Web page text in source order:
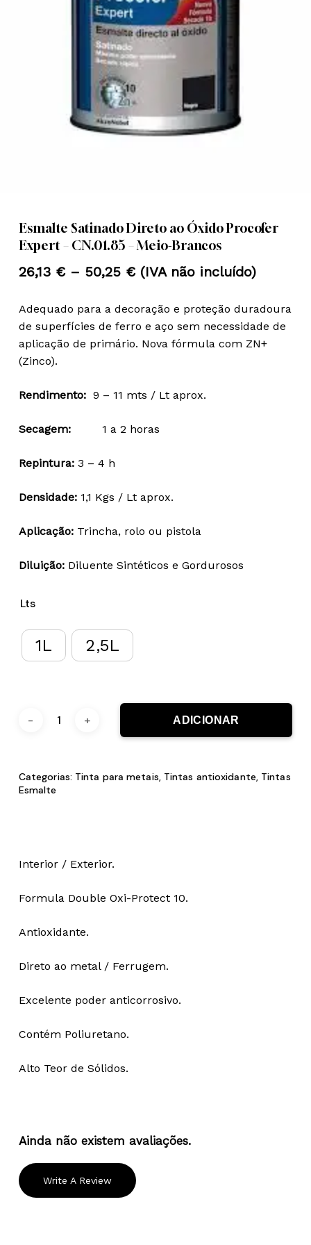
Esmalte Satinado Direto ao Óxido Procofer
Expert – CN.01.85 – Meio-Brancos
26,13 € – 50,25 €Price
26,13 €
through
(IVA não incluído)
Adequado para a decoração e proteção duradoura
de superfícies de ferro e aço sem necessidade de
aplicação de primário. Nova fórmula com ZN+
(Zinco).
Rendimento:9 – 11 mts / Lt aprox.
Secagem:1 a 2 horas
Repintura:3 – 4 h
Densidade: 1,1 Kgs / Lt aprox.
Aplicação: Trincha, rolo ou pistola
Diluição: Diluente Sintéticos e Gordurosos
Lts
1L 2,5L
ADICIONAR
Categorias: Tinta para metais, Tintas antioxidante, Tintas
Esmalte
Interior / Exterior.
Formula Double Oxi-Protect 10.
Antioxidante.
Direto ao metal / Ferrugem.
Excelente poder anticorrosivo.
Contém Poliuretano.
Alto Teor de Sólidos.
Ainda não existem avaliações.
Write A Review
Nome*
Email*
próxima vez que eu comentar.